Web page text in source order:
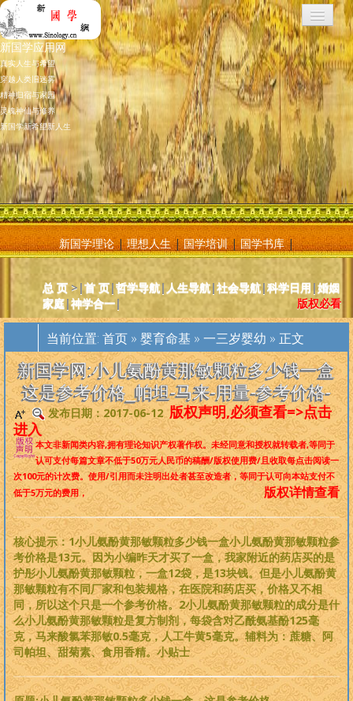
新国学应用网
真实人生与希望
穿越人类旧迷雾
精神归宿与家园
灵魂神仙与修养
新国学新希望新人生
新国学理论|理想人生|国学培训|国学书库|
新国学应用网是将新国学理论付诸应用的地方，新国学理论及其核心
基元学十分庞大复杂，特别是社会学部分和自然科学部分对于大多数
人而言因基础知识不够而难以理解。新国学应用网则将复杂的原理和
逻辑，简化为相对易懂和利于人们日常使用的内容方法。主要分为人
体人生、宗教、神灵、社会常识和科学常识。现在，新国学理论已经
是一个非常完备、深度范畴远超旧国学的系统性理论，来吧，每个人
都可以从中获益 。
版权必读
刘基元
新国学理论
婴童教育
人性教育
居住教育
健身医学
基元学网
总 页 >|首 页|哲学导航| 人生导航|社会导航|科学日用 |婚姻
家庭|神学合一| 版权必看
当前位置: 首页 » 婴育命基 » 一三岁婴幼 » 正文
新国学网:小儿氨酚黄那敏颗粒多少钱一盒
这是参考价格_帕坦-马来-用量-参考价格-
发布日期：2017-06-12版权声明,必须查看=>点击
进入
本文非新闻类内容,拥有理论知识产权著作权。 未经同意和授权就转载者,等同于
认可支付每篇文章不低于50万元人民币的稿酬/版权使用费/且收取每点击阅读一
次100元的计次费。使用/引用而未注明出处者甚至改造者，等同于认可向本站支付不
低于5万元的费用，
版权详情查看
核心提示：1小儿氨酚黄那敏颗粒多少钱一盒小儿氨酚黄那敏颗粒参
考价格是13元。因为小编昨天才买了一盒，我家附近的药店买的是
护彤小儿氨酚黄那敏颗粒，一盒12袋，是13块钱。但是小儿氨酚黄
那敏颗粒有不同厂家和包装规格，在医院和药店买，价格又不相
同，所以这个只是一个参考价格。2小儿氨酚黄那敏颗粒的成分是什
么小儿氨酚黄那敏颗粒是复方制剂，每袋含对乙酰氨基酚125毫
克，马来酸氯苯那敏0.5毫克，人工牛黄5毫克。辅料为：蔗糖、阿
司帕坦、甜菊素、食用香精。小贴士